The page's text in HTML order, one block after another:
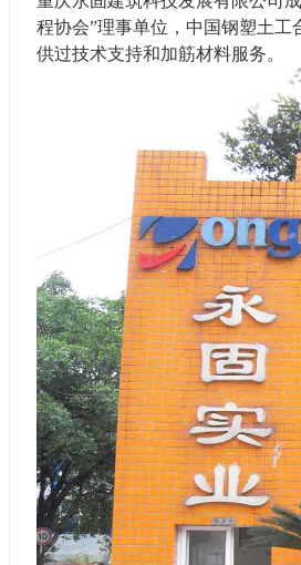
程协会”理事单位，中国钢塑土
供过技术支持和加筋材料服务。